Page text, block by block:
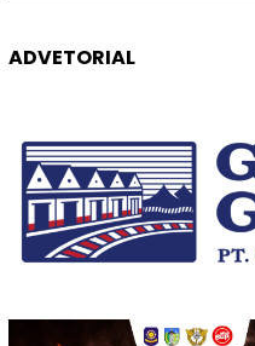
ADVETORIAL